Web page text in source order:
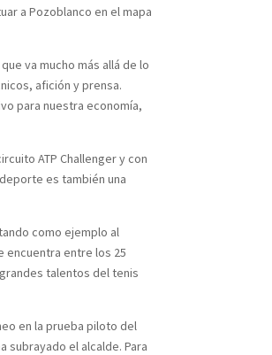
a Pozoblanco en el mapa
va mucho más allá de lo
afición y prensa.
para nuestra economía,
ATP Challenger y con
es también una
como ejemplo al
encuentra entre los 25
talentos del tenis
en la prueba piloto del
subrayado el alcalde. Para